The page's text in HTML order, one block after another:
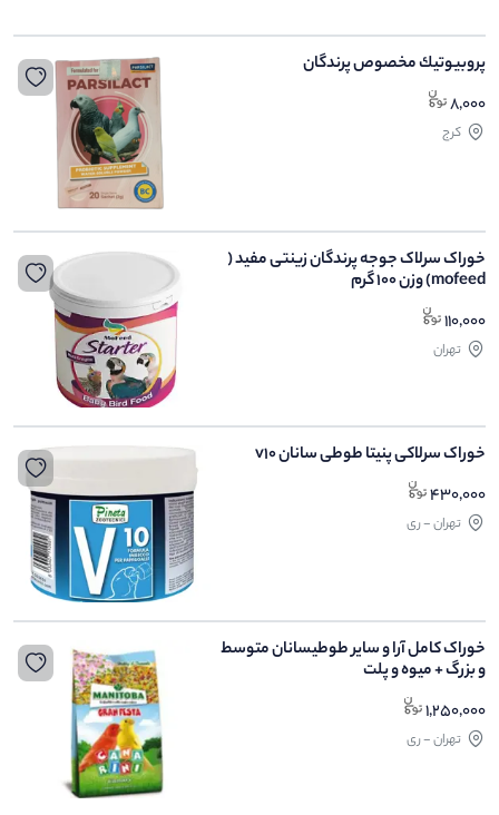
پروبيوتيك مخصوص پرندگان
8,000
كرج
خوراک سرلاک جوجه پرندگان زینتی مفید (
mofeed) وزن 100 گرم
110,000
تهران
خوراک سرلاکی پنیتا طوطی سانان v10
430,000
تهران - ری
خوراک کامل آرا و سایر طوطیسانان متوسط
و بزرگ + میوه و پلت
1,250,000
تهران - ری